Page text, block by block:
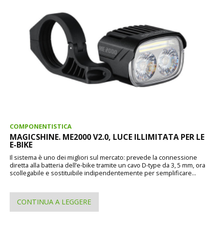
COMPONENTISTICA
MAGICSHINE. ME2000 V2.0, LUCE ILLIMITATA PER LE
E-BIKE
Il sistema è uno dei migliori sul mercato: prevede la connessione
diretta alla batteria dell’e-bike tramite un cavo D-type da 3, 5 mm, ora
scollegabile e sostituibile indipendentemente per semplificare...
CONTINUA A LEGGERE